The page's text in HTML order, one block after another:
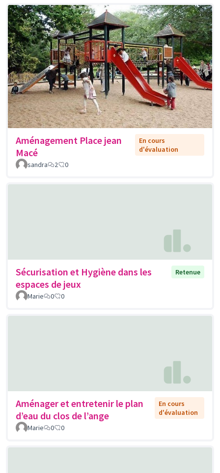
Aménagement Place jean
Macé
En cours
d'évaluation
sandra
2 0
Sécurisation et Hygiène dans les
espaces de jeux
Retenue
Marie 0 0
Aménager et entretenir le plan
d’eau du clos de l’ange
En cours
d'évaluation
Marie
0 0